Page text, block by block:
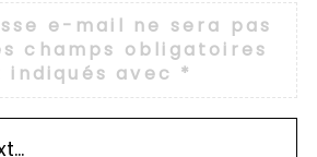
e-mail ne sera pas
champs obligatoires
indiqués avec *